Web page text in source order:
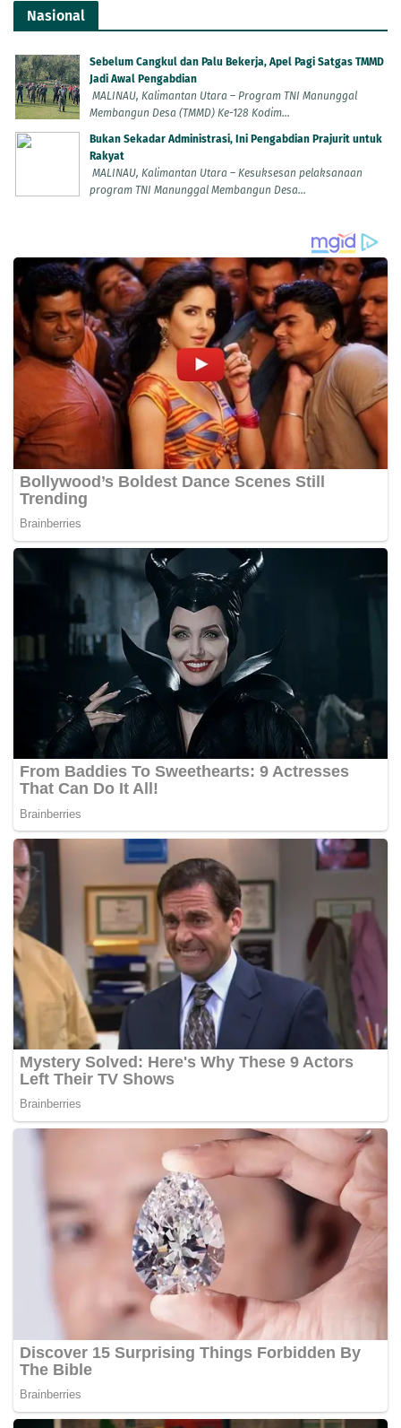
Nasional
Sebelum Cangkul dan Palu Bekerja, Apel Pagi Satgas TMMD
Jadi Awal Pengabdian
MALINAU, Kalimantan Utara – Program TNI Manunggal
Membangun Desa (TMMD) Ke-128 Kodim...
Bukan Sekadar Administrasi, Ini Pengabdian Prajurit untuk
Rakyat
MALINAU, Kalimantan Utara – Kesuksesan pelaksanaan
program TNI Manunggal Membangun Desa...